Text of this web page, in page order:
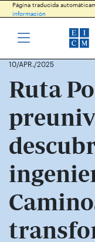
Página traducida
información
10/APR./2025
Ruta